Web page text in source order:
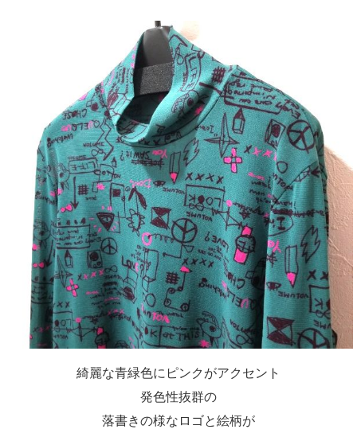
綺麗な青緑色にピンクがアクセント
発色性抜群の
落書きの様なロゴと絵柄が